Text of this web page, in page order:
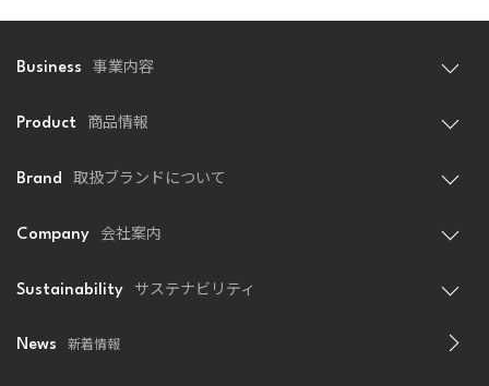
Business 事業内容
Product 商品情報
Brand 取扱ブランドについて
Company 会社案内
Sustainability サステナビリティ
News 新着情報